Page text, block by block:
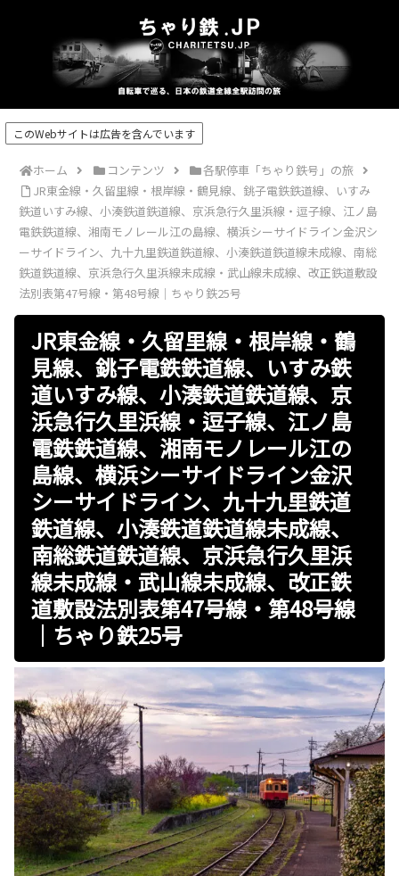
このWebサイトは広告を含んでいます
ホーム コンテンツ
各駅停車「ちゃり鉄号」の旅
JR東金線・久留里線・根岸線・鶴見線、銚子電鉄鉄道線、いすみ
鉄道いすみ線、小湊鉄道鉄道線、京浜急行久里浜線・逗子線、江ノ島
電鉄鉄道線、湘南モノレール江の島線、横浜シーサイドライン金沢シ
ーサイドライン、九十九里鉄道鉄道線、小湊鉄道鉄道線未成線、南総
鉄道鉄道線、京浜急行久里浜線未成線・武山線未成線、改正鉄道敷設
法別表第47号線・第48号線｜ちゃり鉄25号
JR東金線・久留里線・根岸線・鶴
見線、銚子電鉄鉄道線、いすみ鉄
道いすみ線、小湊鉄道鉄道線、京
浜急行久里浜線・逗子線、江ノ島
電鉄鉄道線、湘南モノレール江の
島線、横浜シーサイドライン金沢
シーサイドライン、九十九里鉄道
鉄道線、小湊鉄道鉄道線未成線、
南総鉄道鉄道線、京浜急行久里浜
線未成線・武山線未成線、改正鉄
道敷設法別表第47号線・第48号線
｜ちゃり鉄25号